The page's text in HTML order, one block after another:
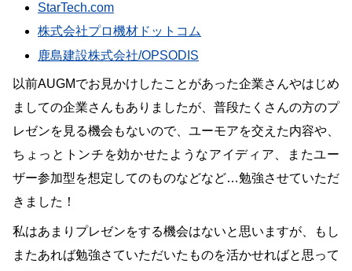
StarTech.com
株式会社プロ機材ドットコム
鹿島建設株式会社/OPSODIS
以前AUGMでお見かけしたことがあった企業さんやはじめ
ましての企業さんもありましたが、普段たくさんの方のプ
レゼンを見る機会もないので、ユーモアを交えた内容や、
ちょっとトンチを効かせたようなアイディア、またユー
ザー参加型を想定してのものなどなど…勉強させていただ
きました！
私はあまりプレゼンをする機会はないと思いますが、もし
またあれば勉強さていただいたものを活かせればと思って